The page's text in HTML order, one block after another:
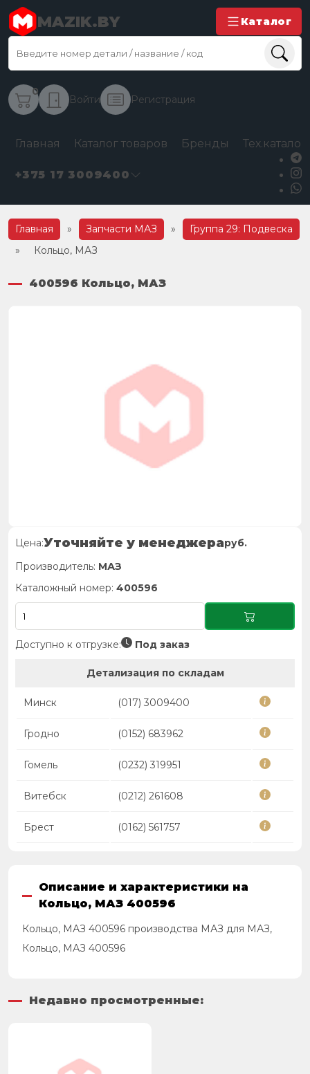
MAZIK.BY Каталог
0
Войти Регистрация
Главная Каталог товаров Бренды
+375 17 3009400
Главная » Запчасти МАЗ »
Группа 29: Подвеска
»
Кольцо, МАЗ
400596 Кольцо, МАЗ
Цена:Уточняйте у менеджераруб.
Производитель: МАЗ
Каталожный номер: 400596
Доступно к отгрузке: Под заказ
Детализация по складам
Минск (017) 3009400
Гродно (0152) 683962
Гомель (0232) 319951
Витебск (0212) 261608
Брест (0162) 561757
Описание и характеристики на
Кольцо, МАЗ 400596
Кольцо, МАЗ 400596 производства МАЗ для МАЗ,
Кольцо, МАЗ 400596
Недавно просмотренные: